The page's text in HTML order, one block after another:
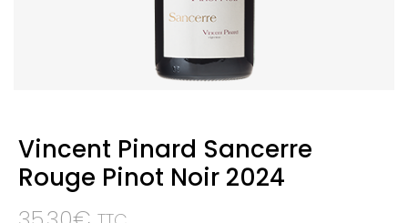
Vincent Pinard Sancerre
Rouge Pinot Noir 2024